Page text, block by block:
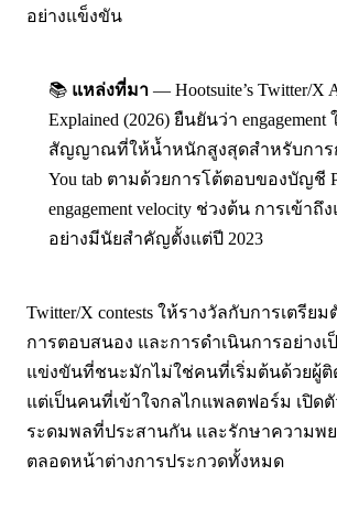
อย่างแข็งขัน
📚 แหล่งที่มา — Hootsuite’s Twitter/X
Explained (2026) ยืนยันว่า engagement
สัญญาณที่ให้น้ำหนักสูงสุดสำหรับการ
You tab ตามด้วยการโต้ตอบของบัญชี
engagement velocity ช่วงต้น การเข้า
อย่างมีนัยสำคัญตั้งแต่ปี 2023
Twitter/X contests ให้รางวัลกับการเตรีย
การตอบสนอง และการดำเนินการอย่างเ
แข่งขันที่ชนะมักไม่ใช่คนที่เริ่มต้นด้วยผู้
แต่เป็นคนที่เข้าใจกลไกแพลตฟอร์ม เปิด
ระดมพลที่ประสานกัน และรักษาความพ
ตลอดหน้าต่างการประกวดทั้งหมด